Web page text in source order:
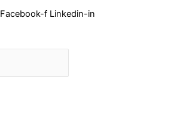
Facebook-f Linkedin-in